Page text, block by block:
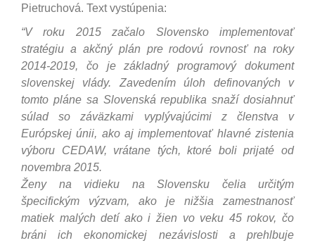
Pietruchová. Text vystúpenia:
“V roku 2015 začalo Slovensko implementovať
stratégiu a akčný plán pre rodovú rovnosť na roky
2014-2019, čo je základný programový dokument
slovenskej vlády. Zavedením úloh definovaných v
tomto pláne sa Slovenská republika snaží dosiahnuť
súlad so záväzkami vyplývajúcimi z členstva v
Európskej únii, ako aj implementovať hlavné zistenia
výboru CEDAW, vrátane tých, ktoré boli prijaté od
novembra 2015.
Ženy na vidieku na Slovensku čelia určitým
špecifickým výzvam, ako je nižšia zamestnanosť
matiek malých detí ako i žien vo veku 45 rokov, čo
bráni ich ekonomickej nezávislosti a prehlbuje